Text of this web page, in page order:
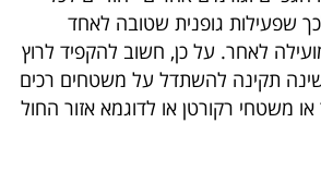
שפעילות גופנית שטובה לאחד
לאחר. על כן, חשוב להקפיד לרוץ
תקינה להשתדל על משטחים רכים
או משטחי רקורטן או לדוגמא אזור החול